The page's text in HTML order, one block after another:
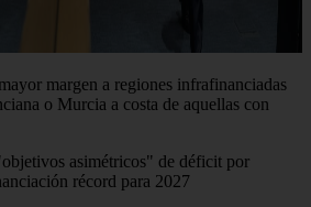
margen a regiones infrafinanciadas
o Murcia a costa de aquellas con
asimétricos" de déficit por
récord para 2027